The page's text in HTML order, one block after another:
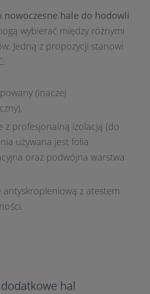
nowoczesne hale do hodowli
wybierać między różnymi
Jedną z propozycji stanowi
(inaczej
z profesjonalną izolacją (do
używana jest folia
oraz podwójna warstwa
antyskropleniową z atestem
hal